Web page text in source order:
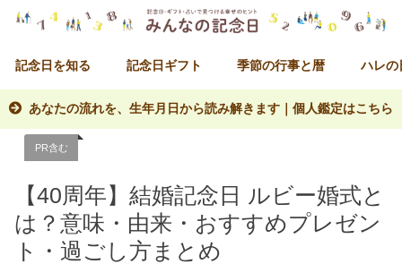
記念日を知る 記念日ギフト 季節の行事と暦 ハレの
あなたの流れを、生年月日から読み解きます｜個人鑑定はこちら
PR含む
【40周年】結婚記念日 ルビー婚式と
は？意味・由来・おすすめプレゼン
ト・過ごし方まとめ